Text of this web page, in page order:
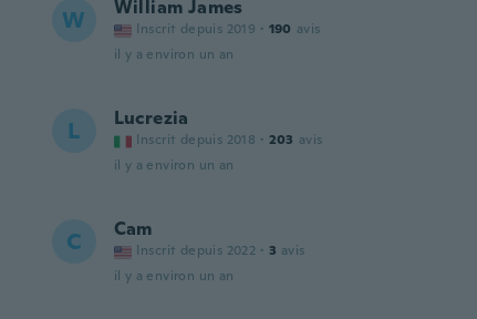
W William James
Inscrit depuis 2019 · 190 avis
il y a environ un an
L Lucrezia
Inscrit depuis 2018 · 203 avis
il y a environ un an
C Cam
Inscrit depuis 2022 · 3 avis
il y a environ un an